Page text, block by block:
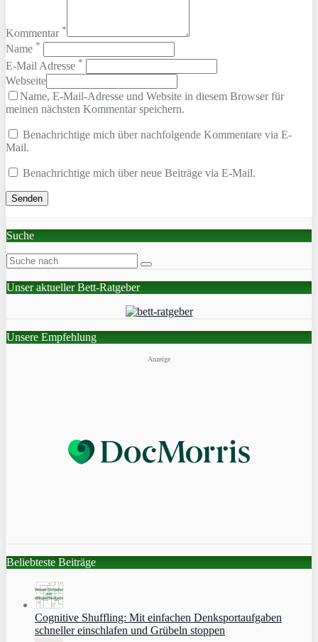
Kommentar *
Name *
E-Mail Adresse *
Webseite
Name, E-Mail-Adresse und Website in diesem Browser für
meinen nächsten Kommentar speichern.
Benachrichtige mich über nachfolgende Kommentare via E-
Mail.
Benachrichtige mich über neue Beiträge via E-Mail.
Suche
Unser aktueller Bett-Ratgeber
Unsere Empfehlung
Anzeige
Beliebteste Beiträge
Cognitive Shuffling: Mit einfachen Denksportaufgaben
schneller einschlafen und Grübeln stoppen